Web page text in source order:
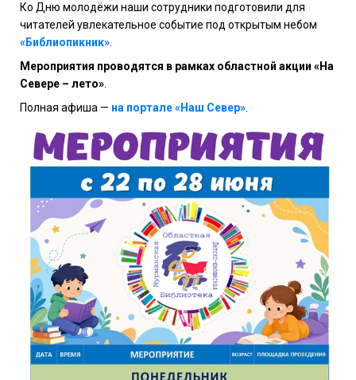
Ко Дню молодёжи наши сотрудники подготовили для
читателей увлекательное событие под открытым небом
«Библиопикник»
Мероприятия проводятся в рамках областной акции «На
Севере – лето»
Полная афиша — на портале «Наш Север»